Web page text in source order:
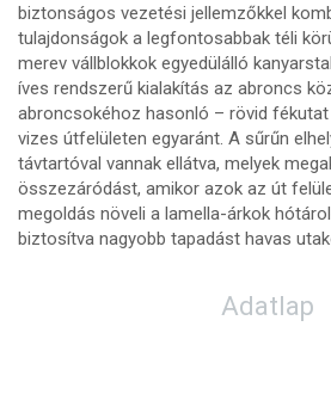
biztonságos vezetési jellemzőkkel
tulajdonságok a legfontosabbak téli
merev vállblokkok egyedülálló
íves rendszerű kialakítás az abroncs
abroncsokéhoz hasonló – rövid
vizes útfelületen egyaránt. A sűrűn
távtartóval vannak ellátva, melyek
összezáródást, amikor azok az út
megoldás növeli a lamella-árkok
biztosítva nagyobb tapadást havas
Adatlap